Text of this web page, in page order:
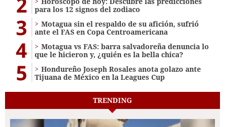
para los 12 signos del zodiaco
3
Motagua sin el respaldo de su afición, sufrió
ante el FAS en Copa Centroamericana
4
Motagua vs FAS: barra salvadoreña denuncia lo
que le hicieron y, ¿quién es la bella chica?
5
Hondureño Joseph Rosales anota golazo ante
Tijuana de México en la Leagues Cup
TRENDING